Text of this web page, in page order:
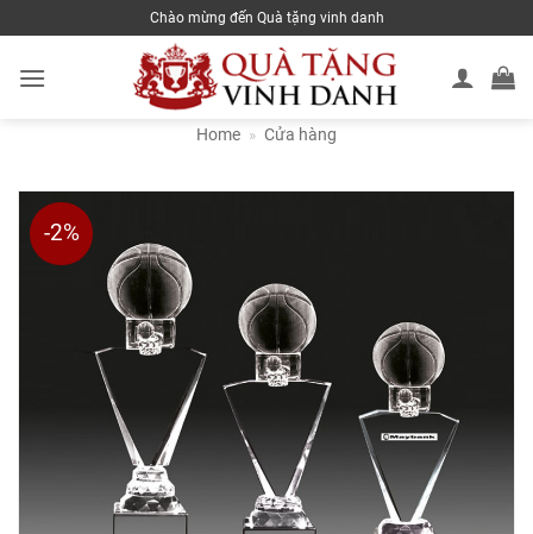
to
content
Chào mừng đến Quà tặng vinh danh
Home » Cửa hàng
-2%